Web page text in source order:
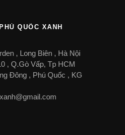
QUỐC XANH
, Long Biên , Hà Nội
, Q.Gò Vấp, Tp HCM
Đông , Phú Quốc , KG